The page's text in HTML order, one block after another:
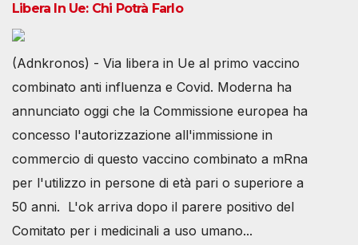
Libera In Ue: Chi Potrà Farlo
(Adnkronos) - Via libera in Ue al primo vaccino
combinato anti influenza e Covid. Moderna ha
annunciato oggi che la Commissione europea ha
concesso l'autorizzazione all'immissione in
commercio di questo vaccino combinato a mRna
per l'utilizzo in persone di età pari o superiore a
50 anni. L'ok arriva dopo il parere positivo del
Comitato per i medicinali a uso umano...